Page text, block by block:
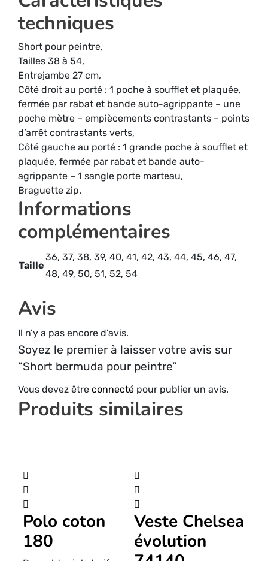
techniques
Short pour peintre,
Tailles 38 à 54,
Entrejambe 27 cm,
Côté droit au porté : 1 poche à soufflet et plaquée,
fermée par rabat et bande auto-agrippante – une
poche mètre – empiècements contrastants – points
d’arrêt contrastants verts,
Côté gauche au porté : 1 grande poche à soufflet et
plaquée, fermée par rabat et bande auto-
agrippante – 1 sangle porte marteau,
Braguette zip.
Informations
complémentaires
Taille
36, 37, 38, 39, 40, 41, 42, 43, 44, 45, 46, 47,
48, 49, 50, 51, 52, 54
Avis
Il n’y a pas encore d’avis.
Soyez le premier à laisser votre avis sur
“Short bermuda pour peintre”
Vous devez être connecté pour publier un avis.
Produits similaires
Polo coton
180
Veste Chelsea
évolution